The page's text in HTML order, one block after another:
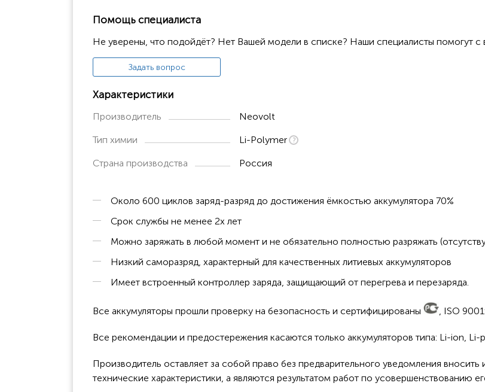
Помощь специалиста
Не уверены, что подойдёт? Нет Вашей модели в списке? Наши специалисты помогут
Задать вопрос
Характеристики
Производитель Neovolt
Тип химии Li-Polymer
Страна производства Россия
Около 600 циклов заряд-разряд до достижения ёмкостью аккумулятора 70%
Срок службы не менее 2х лет
Можно заряжать в любой момент и не обязательно полностью разряжать
Низкий саморазряд, характерный для качественных литиевых аккумуляторов
Имеет встроенный контроллер заряда, защищающий от перегрева и перезаряда.
Все аккумуляторы прошли проверку на безопасность и сертифицированы , ISO
Все рекомендации и предостережения касаются только аккумуляторов типа: Li-ion, Li-
Производитель оставляет за собой право без предварительного уведомления
технические характеристики, а являются результатом работ по усовершенствованию